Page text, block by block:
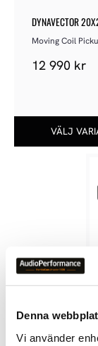
Denna
Vi använder
DYNAVECTOR
Moving Coil
12 990 kr